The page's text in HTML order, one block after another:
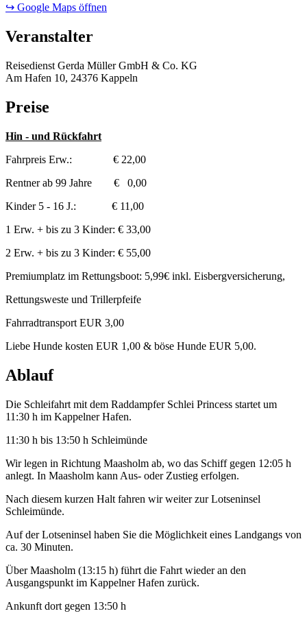
↪ Google Maps öffnen
Veranstalter
Reisedienst Gerda Müller GmbH & Co. KG
Am Hafen 10, 24376 Kappeln
Preise
Hin - und Rückfahrt
Fahrpreis Erw.: € 22,00
Rentner ab 99 Jahre € 0,00
Kinder 5 - 16 J.: € 11,00
1 Erw. + bis zu 3 Kinder: € 33,00
2 Erw. + bis zu 3 Kinder: € 55,00
Premiumplatz im Rettungsboot: 5,99€ inkl. Eisbergversicherung,
Rettungsweste und Trillerpfeife
Fahrradtransport EUR 3,00
Liebe Hunde kosten EUR 1,00 & böse Hunde EUR 5,00.
Ablauf
Die Schleifahrt mit dem Raddampfer Schlei Princess startet um
11:30 h im Kappelner Hafen.
11:30 h bis 13:50 h Schleimünde
Wir legen in Richtung Maasholm ab, wo das Schiff gegen 12:05 h
anlegt. In Maasholm kann Aus- oder Zustieg erfolgen.
Nach diesem kurzen Halt fahren wir weiter zur Lotseninsel
Schleimünde.
Auf der Lotseninsel haben Sie die Möglichkeit eines Landgangs von
ca. 30 Minuten.
Über Maasholm (13:15 h) führt die Fahrt wieder an den
Ausgangspunkt im Kappelner Hafen zurück.
Ankunft dort gegen 13:50 h